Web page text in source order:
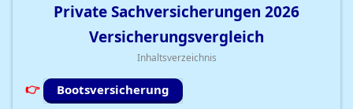
Private Sachversicherungen 2026
Versicherungsvergleich
Inhaltsverzeichnis
Bootsversicherung